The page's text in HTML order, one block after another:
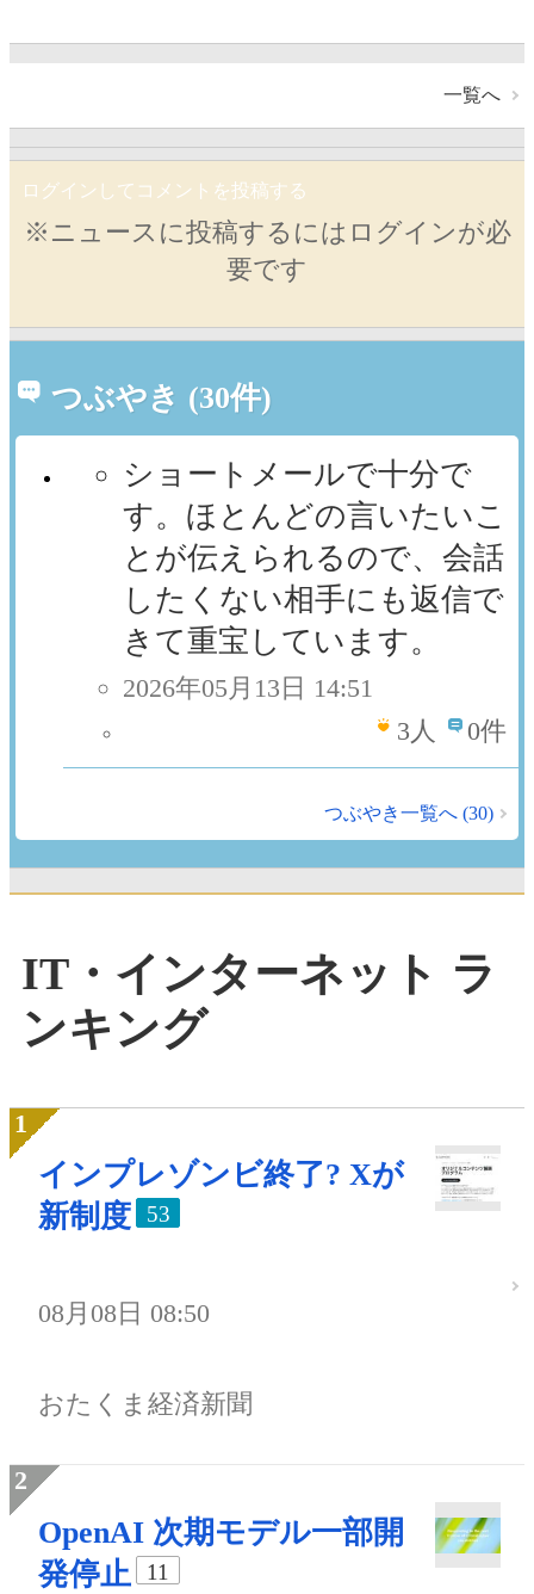
一覧へ
ログインしてコメントを投稿する
※ニュースに投稿するにはログインが必
要です
つぶやき (30件)
ショートメールで十分で
す。ほとんどの言いたいこ
とが伝えられるので、会話
したくない相手にも返信で
きて重宝しています。
2026年05月13日 14:51
3 人 0件
つぶやき一覧へ (30)
IT・インターネット ラ
ンキング
インプレゾンビ終了? Xが
新制度
53
08月08日 08:50
おたくま経済新聞
OpenAI 次期モデル一部開
発停止
11